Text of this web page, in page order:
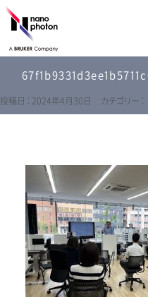
投稿日 : 2024年4月30日 カテゴリー :